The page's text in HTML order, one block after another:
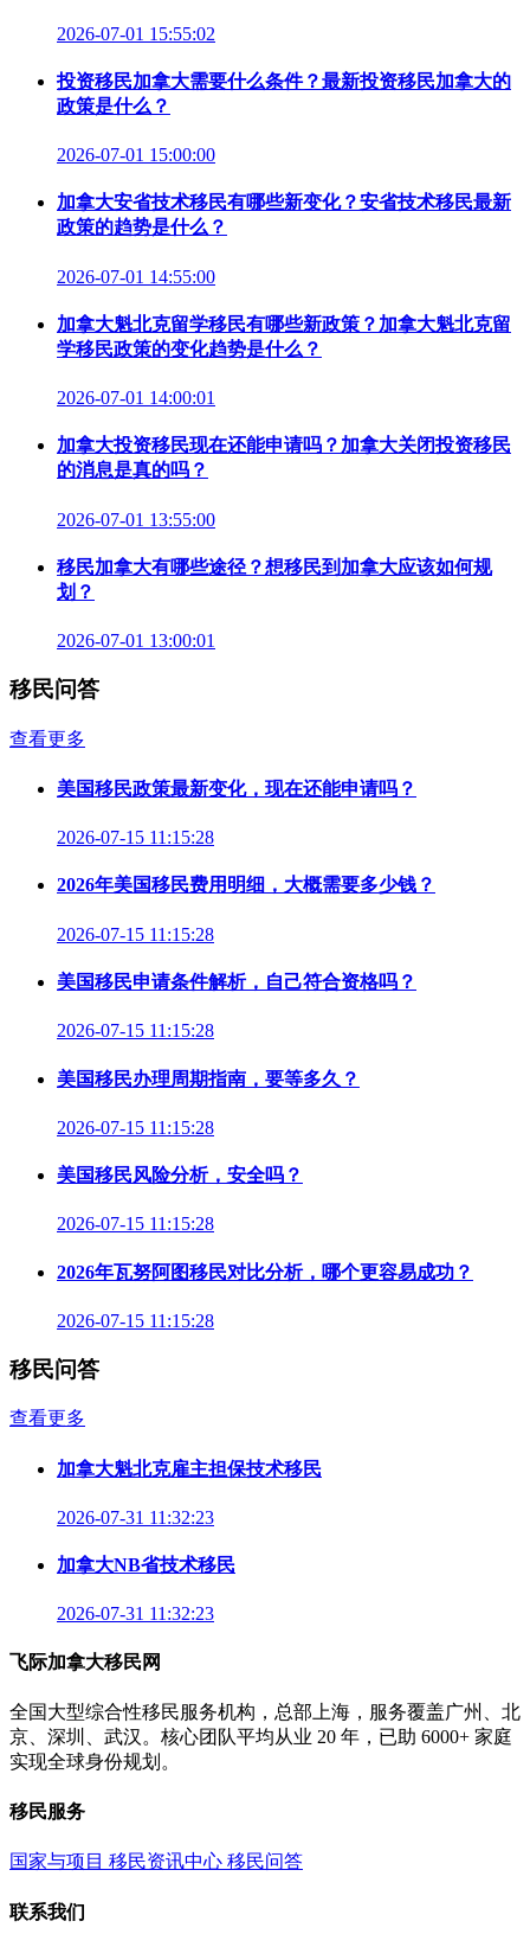
2026-07-01 15:55:02
投资移民加拿大需要什么条件？最新投资移民加拿大的
政策是什么？
2026-07-01 15:00:00
加拿大安省技术移民有哪些新变化？安省技术移民最新
政策的趋势是什么？
2026-07-01 14:55:00
加拿大魁北克留学移民有哪些新政策？加拿大魁北克留
学移民政策的变化趋势是什么？
2026-07-01 14:00:01
加拿大投资移民现在还能申请吗？加拿大关闭投资移民
的消息是真的吗？
2026-07-01 13:55:00
移民加拿大有哪些途径？想移民到加拿大应该如何规
划？
2026-07-01 13:00:01
移民问答
查看更多
美国移民政策最新变化，现在还能申请吗？
2026-07-15 11:15:28
2026年美国移民费用明细，大概需要多少钱？
2026-07-15 11:15:28
美国移民申请条件解析，自己符合资格吗？
2026-07-15 11:15:28
美国移民办理周期指南，要等多久？
2026-07-15 11:15:28
美国移民风险分析，安全吗？
2026-07-15 11:15:28
2026年瓦努阿图移民对比分析，哪个更容易成功？
2026-07-15 11:15:28
移民问答
查看更多
加拿大魁北克雇主担保技术移民
2026-07-31 11:32:23
加拿大NB省技术移民
2026-07-31 11:32:23
飞际加拿大移民网
全国大型综合性移民服务机构，总部上海，服务覆盖广州、北
京、深圳、武汉。核心团队平均从业 20 年，已助 6000+ 家庭
实现全球身份规划。
移民服务
国家与项目 移民资讯中心 移民问答
联系我们